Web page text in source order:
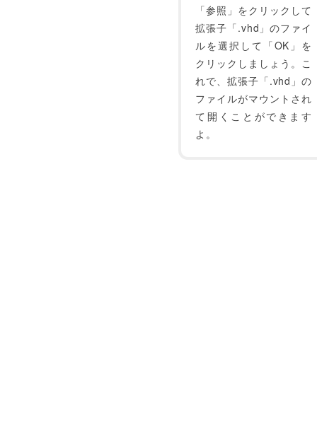
「参照」をクリックして
拡張子「.vhd」のファイ
ルを選択して「OK」を
クリックしましょう。こ
れで、拡張子「.vhd」の
ファイルがマウントされ
て開くことができます
よ。